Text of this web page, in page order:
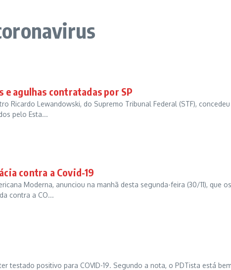
agulhas contratadas por SP
Ricardo Lewandowski, do Supremo Tribunal Federal (STF), concedeu
pelo Esta...
contra a Covid-19
Moderna, anunciou na manhã desta segunda-feira (30/11), que os
contra a CO...
testado positivo para COVID-19. Segundo a nota, o PDTista está